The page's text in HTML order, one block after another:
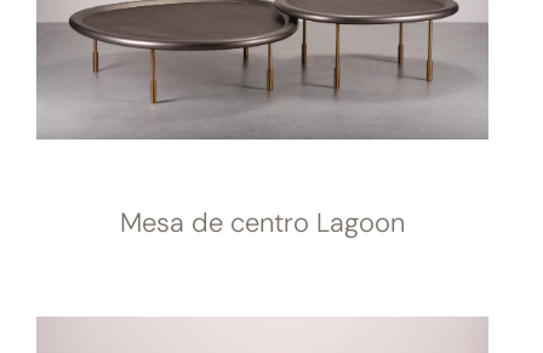
Mesa de centro Lagoon